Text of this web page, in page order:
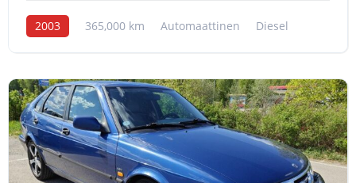
2003 365,000 km Automaattinen Diesel